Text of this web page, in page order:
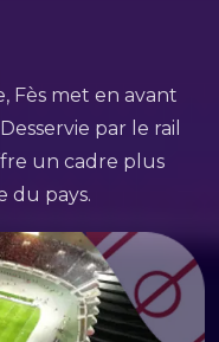
Fès met en avant
Desservie par le rail
un cadre plus
du pays.